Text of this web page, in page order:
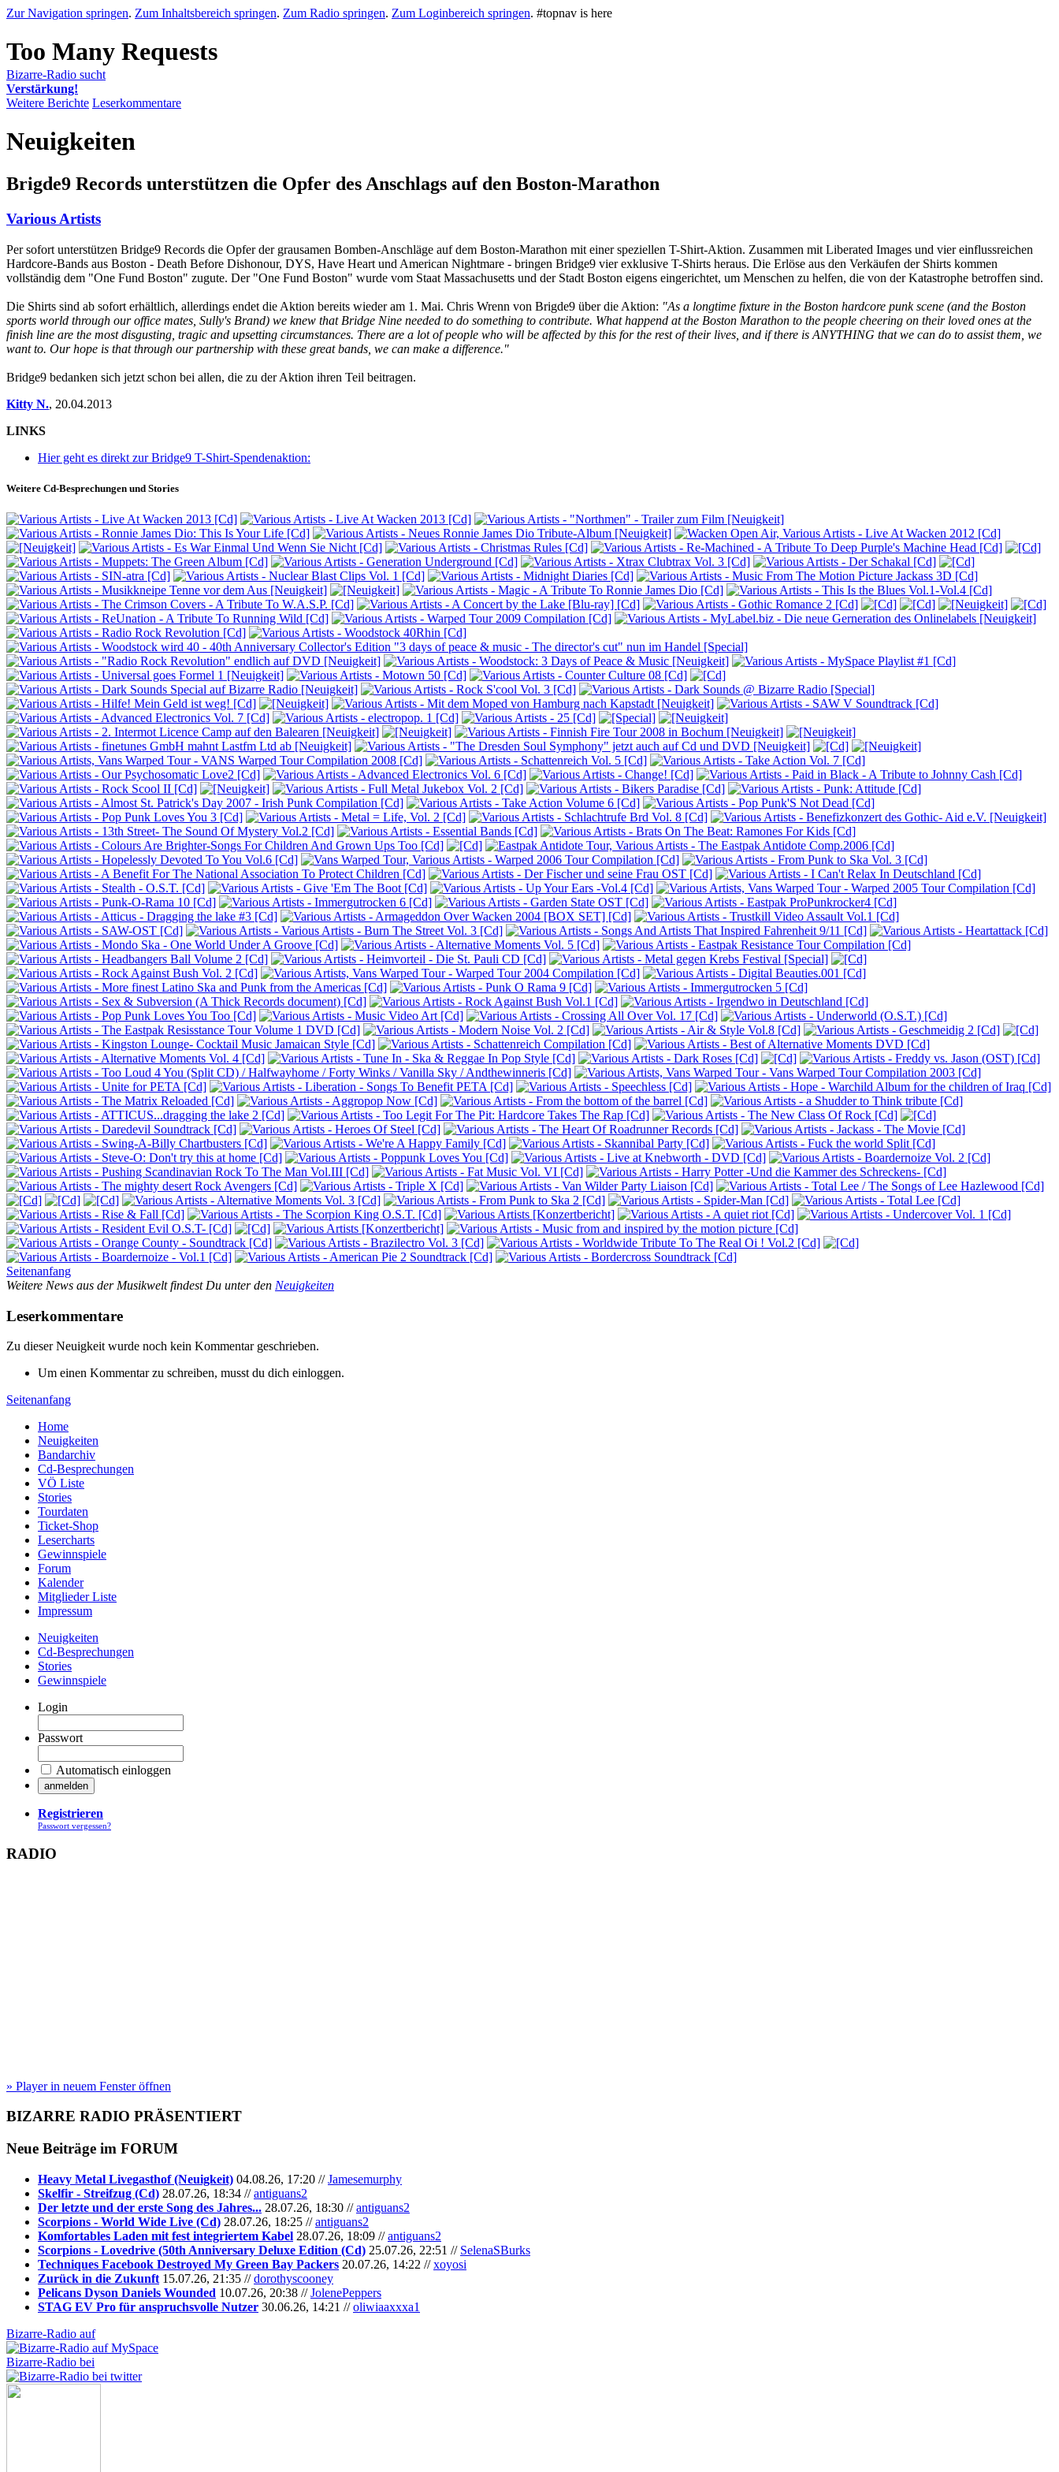
Zur Navigation springen. Zum Inhaltsbereich springen. Zum Radio springen. Zum Loginbereich springen. #topnav is here
Bizarre-Radio sucht
Verstärkung!
Weitere Berichte Leserkommentare
Neuigkeiten
Brigde9 Records unterstützen die Opfer des Anschlags auf den Boston-Marathon
Various Artists
Per sofort unterstützen Bridge9 Records die Opfer der grausamen Bomben-Anschläge auf dem Boston-Marathon mit einer speziellen T-Shirt-Aktion. Zusammen mit Liberated Images und vier einflussreichen
Hardcore-Bands aus Boston - Death Before Dishonour, DYS, Have Heart und American Nightmare - bringen Bridge9 vier exklusive T-Shirts heraus. Die Erlöse aus den Verkäufen der Shirts kommen
vollständig dem "One Fund Boston" zugute. Der "One Fund Boston" wurde vom Staat Massachusetts und der Stadt Boston eigens eingerichtet, um Menschen zu helfen, die von der Katastrophe betroffen sind.
Die Shirts sind ab sofort erhältlich, allerdings endet die Aktion bereits wieder am 1. Mai. Chris Wrenn von Brigde9 über die Aktion: "As a longtime fixture in the Boston hardcore punk scene (and the Boston
sports world through our office mates, Sully's Brand) we knew that Bridge Nine needed to do something to contribute. What happend at the Boston Marathon to the people cheering on their loved ones at the
finish line are the most disgusting, tragic and upsetting circumstances. There are a lot of people who will be affected by this for the rest of their lives, and if there is ANYTHING that we can do to assist them, we
want to. Our hope is that through our partnership with these great bands, we can make a difference."
Bridge9 bedanken sich jetzt schon bei allen, die zu der Aktion ihren Teil beitragen.
Kitty N., 20.04.2013
LINKS
Hier geht es direkt zur Bridge9 T-Shirt-Spendenaktion:
Weitere Cd-Besprechungen und Stories
Seitenanfang
Weitere News aus der Musikwelt findest Du unter den Neuigkeiten
Leserkommentare
Zu dieser Neuigkeit wurde noch kein Kommentar geschrieben.
Um einen Kommentar zu schreiben, musst du dich einloggen.
Seitenanfang
Home
Neuigkeiten
Bandarchiv
Cd-Besprechungen
VÖ Liste
Stories
Tourdaten
Ticket-Shop
Lesercharts
Gewinnspiele
Forum
Kalender
Mitglieder Liste
Impressum
Neuigkeiten
Cd-Besprechungen
Stories
Gewinnspiele
Login
Passwort
Automatisch einloggen
Registrieren
Passwort vergessen?
RADIO
» Player in neuem Fenster öffnen
BIZARRE RADIO PRÄSENTIERT
Neue Beiträge im FORUM
Heavy Metal Livegasthof (Neuigkeit) 04.08.26, 17:20 //Jamesemurphy
Skelfir - Streifzug (Cd) 28.07.26, 18:34 //antiguans2
Der letzte und der erste Song des Jahres... 28.07.26, 18:30 //antiguans2
Scorpions - World Wide Live (Cd) 28.07.26, 18:25 //antiguans2
Komfortables Laden mit fest integriertem Kabel 28.07.26, 18:09 //antiguans2
Scorpions - Lovedrive (50th Anniversary Deluxe Edition (Cd) 25.07.26, 22:51 // SelenaSBurks
Techniques Facebook Destroyed My Green Bay Packers 20.07.26, 14:22 //xoyosi
Zurück in die Zukunft 15.07.26, 21:35 //dorothyscooney
Pelicans Dyson Daniels Wounded 10.07.26, 20:38 //JolenePeppers
STAG EV Pro für anspruchsvolle Nutzer 30.06.26, 14:21 //oliwiaaxxxa1
Bizarre-Radio auf
Bizarre-Radio bei